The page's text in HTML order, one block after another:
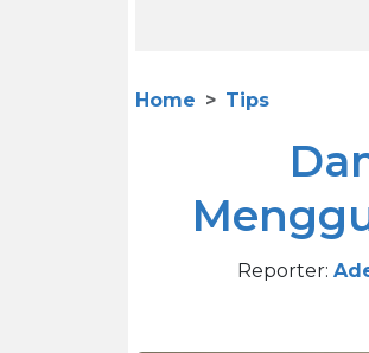
Home Tips
Reporter: